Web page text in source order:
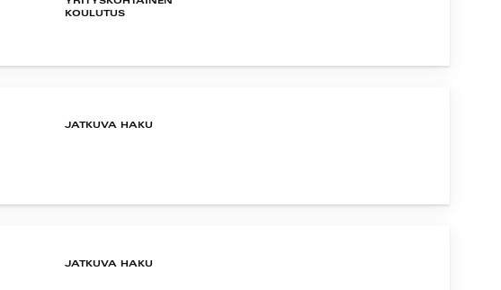
KOULUTUS
JATKUVA HAKU
JATKUVA HAKU